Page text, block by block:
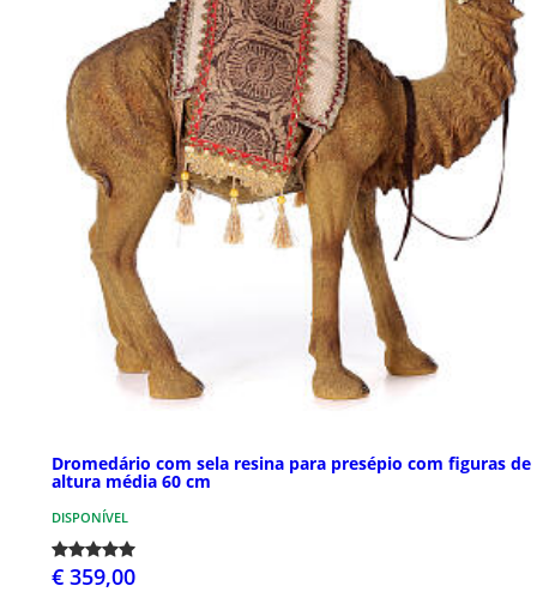
Dromedário com sela resina para presépio com figuras de
altura média 60 cm
DISPONÍVEL
€ 359,00